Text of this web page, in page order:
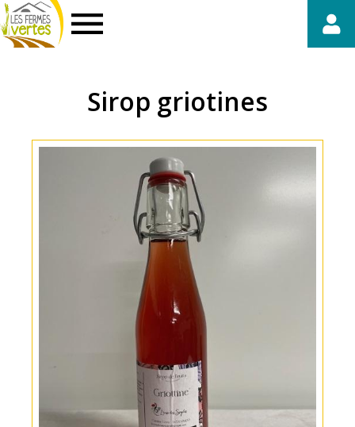
Fermes
Sirop griotines